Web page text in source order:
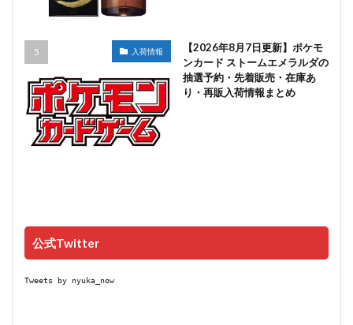
入荷情報
【2026年8月7日更新】ポケモ
ンカード ストームエメラルダの
抽選予約・先着販売・在庫あ
り・再販入荷情報まとめ
公式Twitter
Tweets by nyuka_now